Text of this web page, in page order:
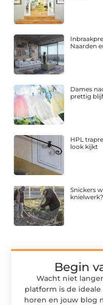
Naarden
Dames
prettig
HPL
look kijkt
Snickers
knielwerk?
Begin
Wacht niet
platform is de
horen en jouw blog